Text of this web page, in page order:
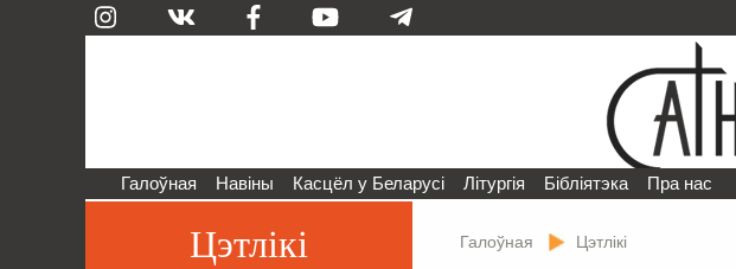
Галоўная Навіны Касцёл у Беларусі Літургія Бібліятэка Пра нас
Галоўная Цэтлікі
Цэтлікі